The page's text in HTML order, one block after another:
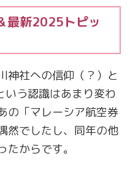
最新2025トピッ
神社への信仰（？）と
いう認識はあまり変わ
の「マレーシア航空券
然でしたし、同年の他
からです。